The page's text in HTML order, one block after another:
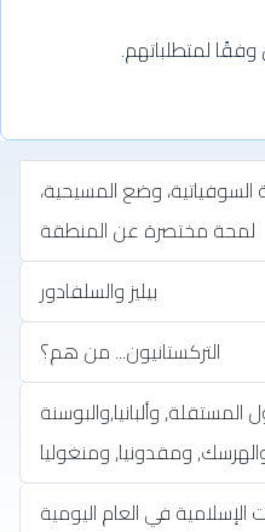
وفقًا لمتطلباتهم.
السوفياتية، وضع المسيحية،
لمحة مختصرة عن المنطقة
بيليز والسلفادور
التركستانيون... من هم؟
وألبانيا,والبوسنة
ومقدونيا, ومنغوليا
الإسلامية في العام اليومية